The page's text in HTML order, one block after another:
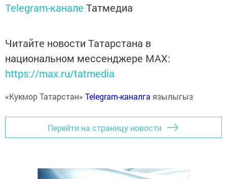
Telegram-канале Татмедиа
Читайте новости Татарстана в
национальном мессенджере MАХ:
https://max.ru/tatmedia
«Кукмор Татарстан» Telegram-каналга язылыгыз
Перейти на страницу новости